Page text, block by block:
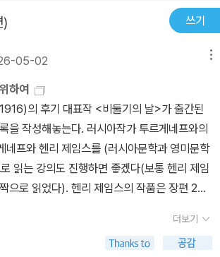
릇을 해야 한다고 믿는다. (간단히 말해 내가
위해 키를 움켜잡았던 것이다. -제22장) 어쩌
황된 집착의 늪에 빠진건 아닐까 하는 의구심
와의 이성 구도는 은근 거슬린다. 마일스와의
는 줄다리기는 뭐랄까. 이성에게 호감을 품은
고나 할까. 단언하는 가정교사보다 마일스가
영악해서 소름이 돋는다. ​​​물론 그 무엇도 단정
정말로 유령과 아이들 사이에서 심리전을 벌
능력을 지닌 그녀가 유령으로부터 아이들을
지 못한 상황에 놓여 버린 것일 수도 있다. 나역
이 기운다.​그렇다면 나사의 회전은 어떤 의미
인지 조차도 모호해진다.대체 무슨 일이야?!
있는거야? 라고 하면서 빠르고 진행되는 스토리
도중에 갑자기 나타난 낭떠러지 같은 급작스런
럽다.그야말로 멍한 상태가 되어버렸다.
다.내가 자란 곳은 강원도 영월이다. 말그대로 두
며버스도 드문 곳이였다..그나마 내가 자랄때는
내던풍경이였음에도 아침 저녁을 제외하곤 한
로기억하는데..그 사이 버스를 놓친 바쁜 사
밖에없었고, 그 길에서 보았다던 귀신이 소문
나이에 어찌나 그 많고 다양한 귀신들 때문에
귀신,처녀귀신은 말할것도 없고 물귀신 달걀귀
로 많았던 시절..늦은 저녁 해가 뉘엿뉘엿한 시
게 되면 머리카락 보이는 것 보다도 홀로 숨은
나타날까 겁나 스스로 들키기도 하고..그런데
힐 요량으로 꾀를 내었던 것일테지..역시 어린
만적으로 기억되나보다...하하하그냥 그 시절
) 쓰기
05-02
하여
의 후기 대표작 <비둘기의 날>가 출간된
을 작성해놓는다. 러시아작가 투르게네프와의
네프와 헨리 제임스를 (러시아문학과 영미문학
읽는 강의도 진행하면 좋겠다(보통 헨리 제임
으로 읽었다). 헨리 제임스의 작품은 장편 20
의 대표작 읽기를 시도해볼 수 있다. 번역본이
에 이 또한 최대치이고 현실적으로는 중기 이
더보기